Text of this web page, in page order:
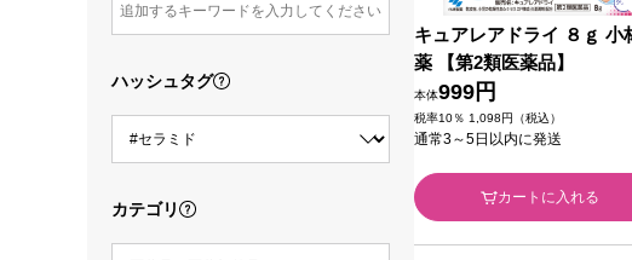
ハッシュタグ
カテゴリ
キュアレアドライ ８ｇ 小
薬 【第2類医薬品】
本体999円
税率10％ 1,098円（税込）
通常3～5日以内に発送
カートに入れる